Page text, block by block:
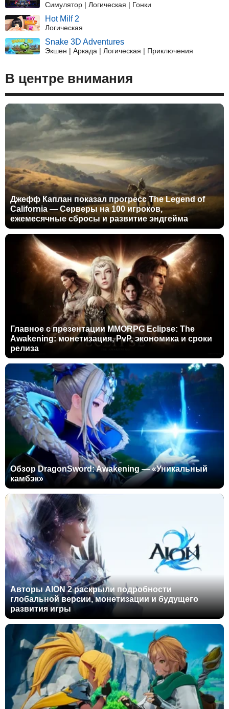
Симулятор | Логическая | Гонки
Hot Milf 2
Логическая
Snake 3D Adventures
Экшен | Аркада | Логическая | Приключения
В центре внимания
Джефф Каплан показал прогресс The Legend of
California — Серверы на 100 игроков,
ежемесячные сбросы и развитие эндгейма
Главное с презентации MMORPG Eclipse: The
Awakening: монетизация, PvP, экономика и сроки
релиза
Обзор DragonSword: Awakening — «Уникальный
камбэк»
Авторы AION 2 раскрыли подробности
глобальной версии, монетизации и будущего
развития игры